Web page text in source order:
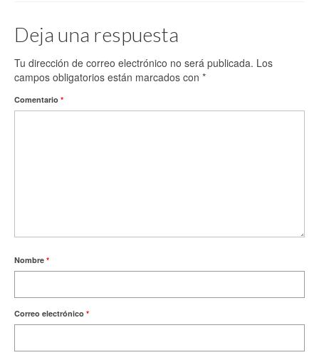
Deja una respuesta
Tu dirección de correo electrónico no será publicada. Los
campos obligatorios están marcados con *
Comentario *
Nombre *
Correo electrónico *